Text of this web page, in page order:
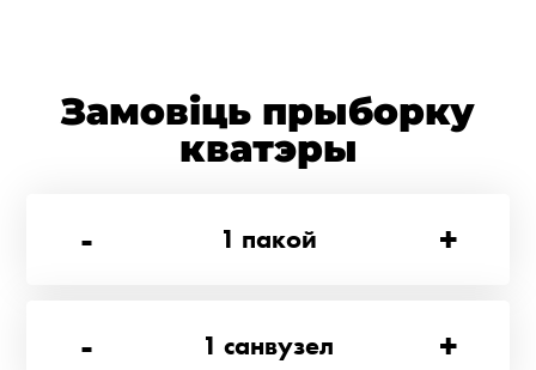
Замовіць прыборку
кватэры
-
1 пакой +
- 1 санвузел +